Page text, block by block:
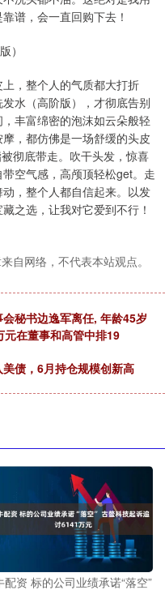
谱，会一直回购下去！
）
，整个人的气质都大打折
水（高阶版），才彻底告别
丰富绵密的泡沫如云朵般轻
，都仿佛是一场舒缓的头皮
彻底带走。吹干头发，惊喜
空气感，高颅顶轻松get。走
，整个人都自信起来。以发
之选，让我对它爱到不行！
自网络，不代表本站观点。
秘书边逸军离任, 年龄45岁
在董事和高管中排19
债，6月持仓规模创新高
配资 标的公司业绩承诺“落空”